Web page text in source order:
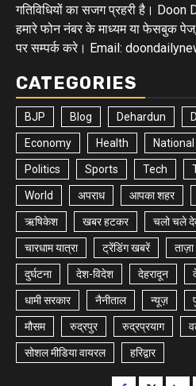
गतिविधियों का सजग प्रहरी है।
हमारे फोन नंबर के माध्यम या फेसबुक
पर सम्पर्क करे। Email:
CATEGORIES
BJP Blog Dehardun
Economy Health National
Politics Sports Tech
World अपराध आपका शहर
ऋषिकेश खबर हटकर चलो चले
चारधाम यात्रा ट्रेंडिंग खबरें
दुर्घटना देश-विदेश देहरादून
धामी सरकार नैनीताल न्यूज़
मौसम रुद्रपुर रुद्रप्रयाग
सोशल मीडिया वायरल हरिद्वार